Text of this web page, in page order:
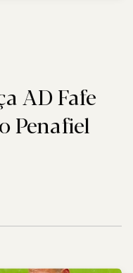
AD Fafe
Penafiel